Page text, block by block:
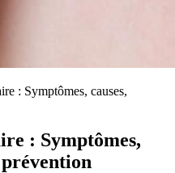
: Symptômes, causes,
: Symptômes,